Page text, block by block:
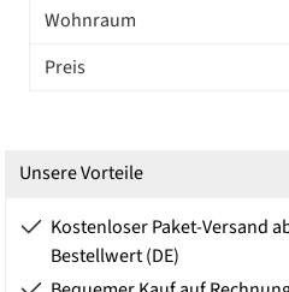
Wohnraum
Preis
Unsere Vorteile
Kostenloser Paket-Versand
Bestellwert (DE)